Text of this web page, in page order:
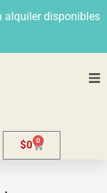
alquiler disponibles
$0 0